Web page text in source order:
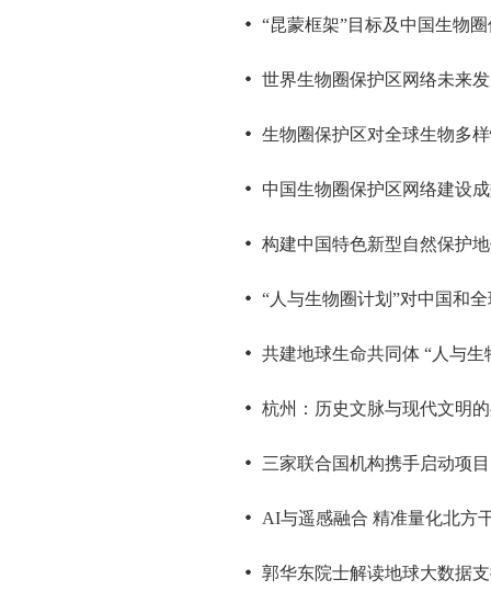
“昆蒙框架”目标及中国生物
世界生物圈保护区网络未来
生物圈保护区对全球生物多
中国生物圈保护区网络建设
构建中国特色新型自然保护
“人与生物圈计划”对中国和
共建地球生命共同体 “人与
杭州：历史文脉与现代文明
三家联合国机构携手启动项
AI与遥感融合 精准量化北方
郭华东院士解读地球大数据